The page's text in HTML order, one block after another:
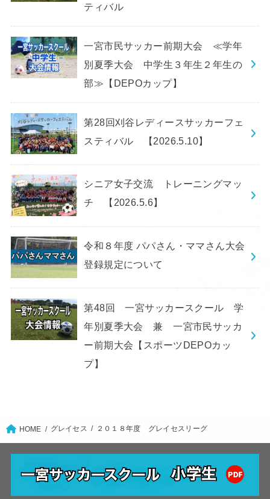
ティバル
一宮市民サッカー前期大会 ≪学年
別夏季大会 中学生３年生２年生の
部≫【DEPOカップ】
第28回刈谷レディースサッカーフェ
スティバル 【2026.5.10】
シニア女子交流 トレーニングマッ
チ 【2026.5.6】
令和８年度 パパさん・ママさん大会
登録規定について
第48回 一宮サッカースクール 学
年別夏季大会 兼 一宮市民サッカ
ー前期大会【スポーツDEPOカッ
プ】
HOME グレイセス ２０１８年度 グレイセスリーグ